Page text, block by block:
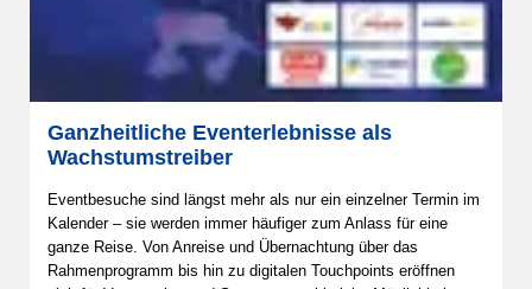
Ganzheitliche Eventerlebnisse als
Wachstumstreiber
Eventbesuche sind längst mehr als nur ein einzelner Termin im
Kalender – sie werden immer häufiger zum Anlass für eine
ganze Reise. Von Anreise und Übernachtung über das
Rahmenprogramm bis hin zu digitalen Touchpoints eröffnen